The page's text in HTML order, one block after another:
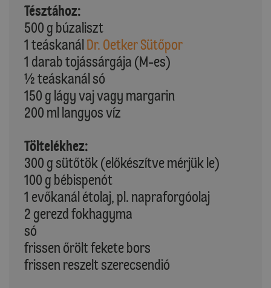
Tésztához:
500 g búzaliszt
1 teáskanálDr. Oetker Sütőpor
1 darab tojássárgája (M-es)
½ teáskanál só
150 g lágy vaj vagy margarin
200 ml langyos víz
Töltelékhez:
300 g sütőtök (előkészítve mérjük le)
100 g bébispenót
1 evőkanál étolaj, pl. napraforgóolaj
2 gerezd fokhagyma
só
frissen őrölt fekete bors
frissen reszelt szerecsendió